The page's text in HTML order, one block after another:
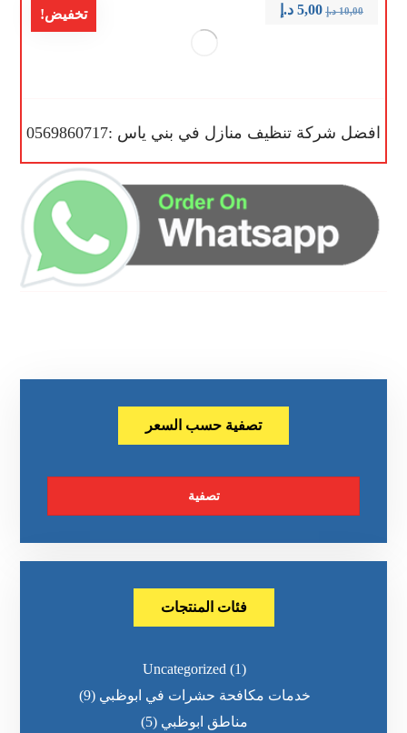
تخفيض!
افضل شركة تنظيف منازل في بني ياس :0569860717
10,00 د.إ 5,00 د.إ
تصفية حسب السعر
تصفية
فئات المنتجات
Uncategorized (1)
خدمات مكافحة حشرات في ابوظبي (9)
مناطق ابوظبي (5)